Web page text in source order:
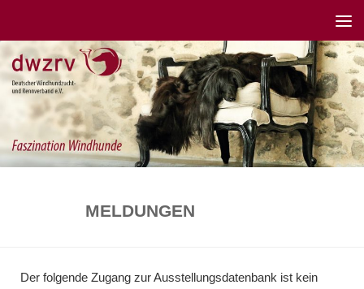
MELDUNGEN
Der folgende Zugang zur Ausstellungsdatenbank ist kein